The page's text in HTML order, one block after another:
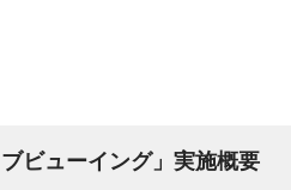
ビューイング」実施概要